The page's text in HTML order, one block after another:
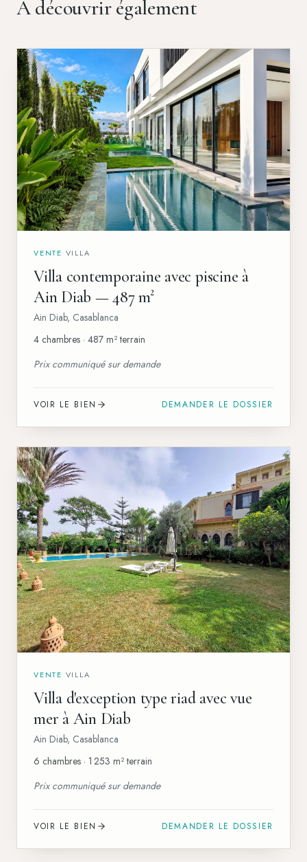
À découvrir également
VENTE VILLA
Villa contemporaine avec piscine à
Ain Diab — 487 m²
Ain Diab, Casablanca
4 chambres · 487 m² terrain
Prix communiqué sur demande
VOIR LE BIEN DEMANDER LE DOSSIER
VENTE VILLA
Villa d'exception type riad avec vue
mer à Ain Diab
Ain Diab, Casablanca
6 chambres · 1 253 m² terrain
Prix communiqué sur demande
VOIR LE BIEN DEMANDER LE DOSSIER